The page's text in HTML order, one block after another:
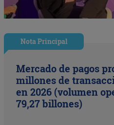
Nota Principal
Mercado de pagos
millones de
en 2026 (volumen
79,27 billones)